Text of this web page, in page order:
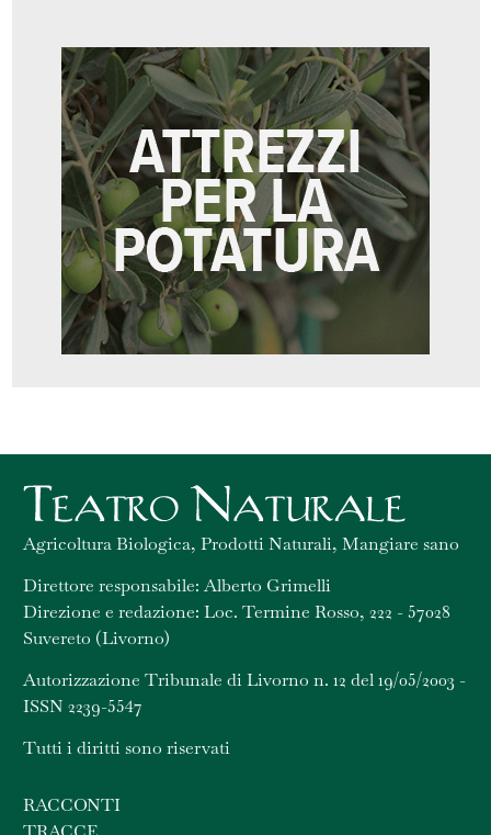
Agricoltura Biologica, Prodotti Naturali, Mangiare sano
Direttore responsabile: Alberto Grimelli
Direzione e redazione: Loc. Termine Rosso, 222 - 57028
Suvereto (Livorno)
Autorizzazione Tribunale di Livorno n. 12 del 19/05/2003 -
ISSN 2239-5547
Tutti i diritti sono riservati
RACCONTI